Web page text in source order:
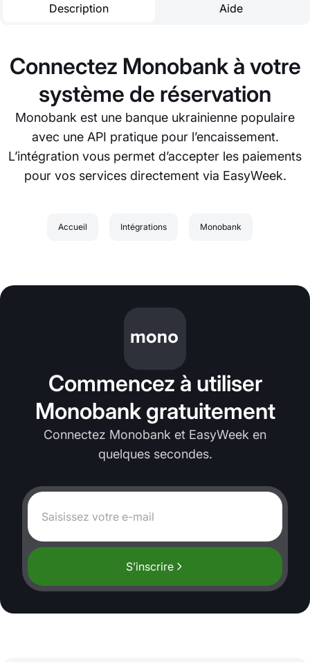
Description Aide
Connectez Monobank à votre
système de réservation
Monobank est une banque ukrainienne populaire
avec une API pratique pour l’encaissement.
L’intégration vous permet d’accepter les paiements
pour vos services directement via EasyWeek.
Accueil Intégrations Monobank
Commencez à utiliser
Monobank gratuitement
Connectez Monobank et EasyWeek en
quelques secondes.
S’inscrire